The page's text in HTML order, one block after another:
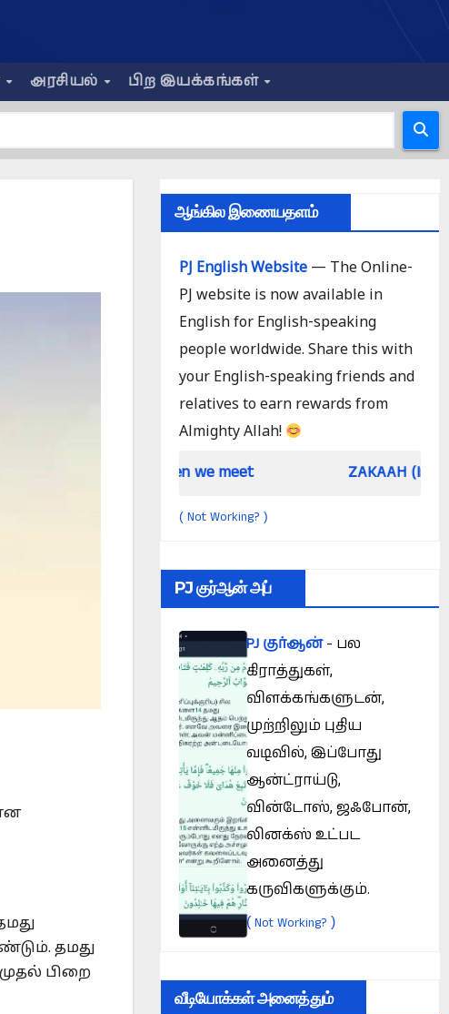
அரசியல் பிற இயக்கங்கள்
தமது
பிறை
ஆங்கில இணையதளம்
PJ English Website— The Online-
PJ website is now available in
English for English-speaking
people worldwide. Share this with
your English-speaking friends and
relatives to earn rewards from
Almighty Allah!
ZAKAAH (In the light of Qur
( Not Working? )
PJ குர்ஆன் அப்
PJ குர்ஆன்- பல
கிராத்துகள்,
விளக்கங்களுடன்,
முற்றிலும் புதிய
வடிவில், இப்போது
ஆன்ட்ராய்டு,
வின்டோஸ், ஜஃபோன்,
லினக்ஸ் உட்பட
அனைத்து
கருவிகளுக்கும்.
(Not Working? )
வீடியோக்கள் அனைத்தும்